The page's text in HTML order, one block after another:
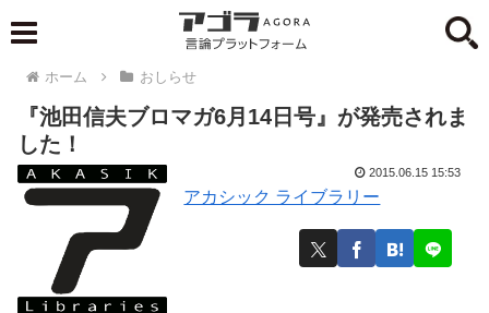
ホーム おしらせ
『池田信夫ブロマガ6月14日号』が発売されま
した！
アカシック ライブラリー
2015.06.15 15:53